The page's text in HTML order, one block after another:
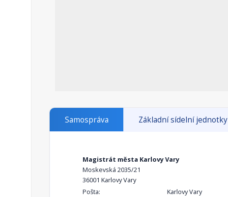
Samospráva Základní sídelní jednotky
Magistrát města Karlovy Vary
Moskevská 2035/21
36001 Karlovy Vary
Pošta:
Karlovy Vary